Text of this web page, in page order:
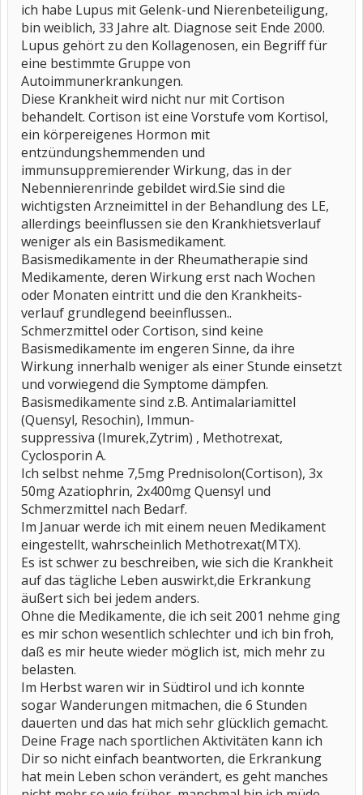
ich habe Lupus mit Gelenk-und Nierenbeteiligung,
bin weiblich, 33 Jahre alt. Diagnose seit Ende 2000.
Lupus gehört zu den Kollagenosen, ein Begriff für
eine bestimmte Gruppe von
Autoimmunerkrankungen.
Diese Krankheit wird nicht nur mit Cortison
behandelt. Cortison ist eine Vorstufe vom Kortisol,
ein körpereigenes Hormon mit
entzündungshemmenden und
immunsuppremierender Wirkung, das in der
Nebennierenrinde gebildet wird.Sie sind die
wichtigsten Arzneimittel in der Behandlung des LE,
allerdings beeinflussen sie den Krankhietsverlauf
weniger als ein Basismedikament.
Basismedikamente in der Rheumatherapie sind
Medikamente, deren Wirkung erst nach Wochen
oder Monaten eintritt und die den Krankheits-
verlauf grundlegend beeinflussen..
Schmerzmittel oder Cortison, sind keine
Basismedikamente im engeren Sinne, da ihre
Wirkung innerhalb weniger als einer Stunde einsetzt
und vorwiegend die Symptome dämpfen.
Basismedikamente sind z.B. Antimalariamittel
(Quensyl, Resochin), Immun-
suppressiva (Imurek,Zytrim) , Methotrexat,
Cyclosporin A.
Ich selbst nehme 7,5mg Prednisolon(Cortison), 3x
50mg Azatiophrin, 2x400mg Quensyl und
Schmerzmittel nach Bedarf.
Im Januar werde ich mit einem neuen Medikament
eingestellt, wahrscheinlich Methotrexat(MTX).
Es ist schwer zu beschreiben, wie sich die Krankheit
auf das tägliche Leben auswirkt,die Erkrankung
äußert sich bei jedem anders.
Ohne die Medikamente, die ich seit 2001 nehme ging
es mir schon wesentlich schlechter und ich bin froh,
daß es mir heute wieder möglich ist, mich mehr zu
belasten.
Im Herbst waren wir in Südtirol und ich konnte
sogar Wanderungen mitmachen, die 6 Stunden
dauerten und das hat mich sehr glücklich gemacht.
Deine Frage nach sportlichen Aktivitäten kann ich
Dir so nicht einfach beantworten, die Erkrankung
hat mein Leben schon verändert, es geht manches